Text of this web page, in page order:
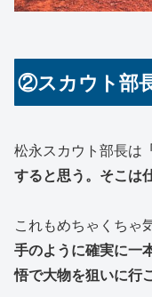
②スカウト部
松永スカウト部長は
すると思う。そこは
これもめちゃくちゃ
手のように確実に一
悟で大物を狙いに行